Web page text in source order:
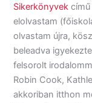
Sikerkönyvek
elolvastam
olvastam újra,
beleadva
felsorolt
Robin Cook,
akkoriban itthon